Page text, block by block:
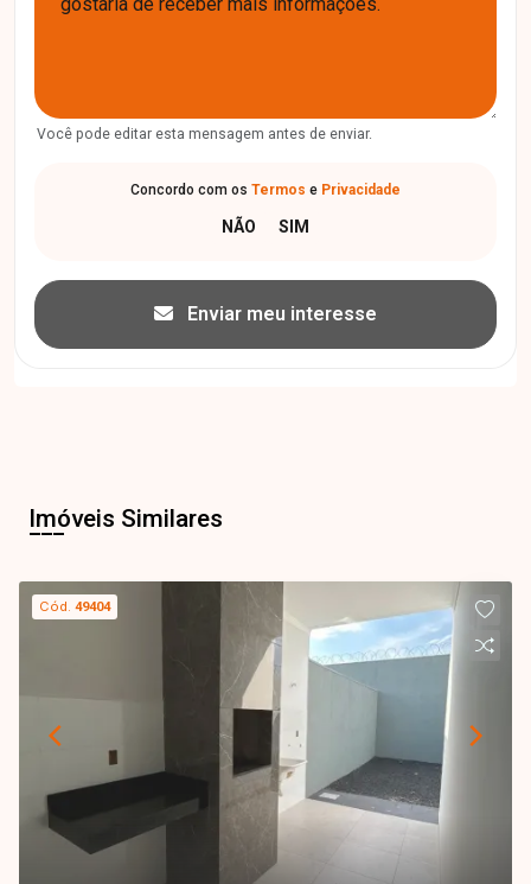
Você pode editar esta mensagem antes de enviar.
Concordo com os Termos e Privacidade
Enviar meu interesse
Imóveis Similares
Cód.49404